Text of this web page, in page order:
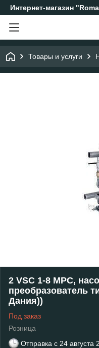
Интернет-магазин
Товары и услуги
2 VSC 1-8 MPC,
преобразователь
Дания))
Под заказ
Розница
Отправка с 24 августа